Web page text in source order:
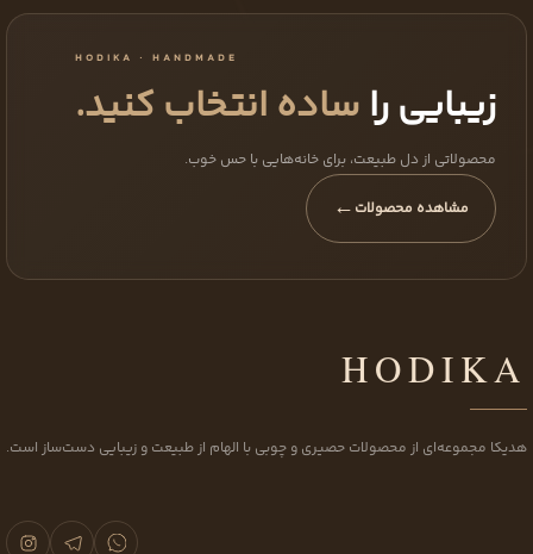
HODIKA · HANDMADE
زیبایی را ساده انتخاب کنید.
محصولاتی از دل طبیعت، برای خانه‌هایی با حس خوب.
مشاهده محصولات ←
HODIKA
هدیکا مجموعه‌ای از محصولات حصیری و چوبی با الهام از طبیعت و زیبایی دست‌ساز است.